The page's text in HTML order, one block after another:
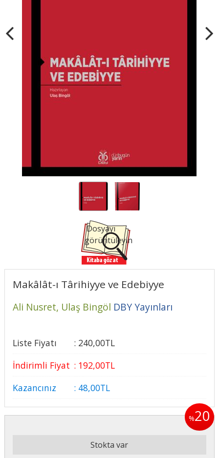
Dosyayı
görüntüleyin
Makâlât-ı Târihiyye ve Edebiyye
Ali Nusret, Ulaş Bingöl DBY Yayınları
Liste Fiyatı : 240,00TL
İndirimli Fiyat : 192,00TL
Kazancınız
: 48,00TL
%20
Stokta var